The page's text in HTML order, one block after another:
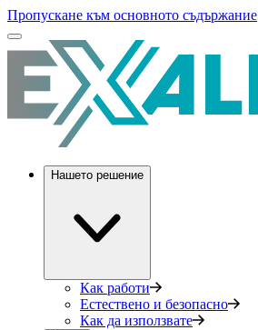
Пропускане към основното съдържание
Нашето решение
Как работи
Естествено и безопасно
Как да използвате